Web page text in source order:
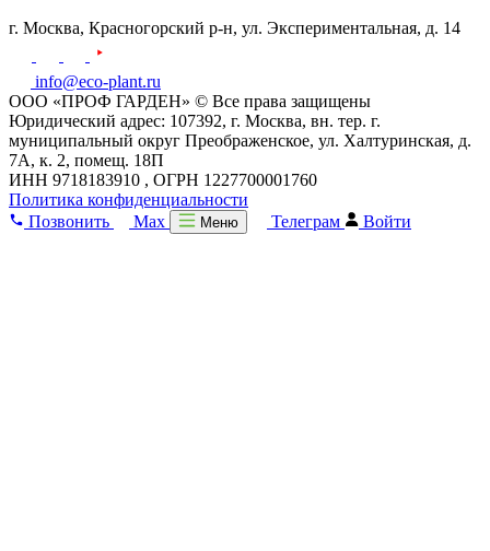
г. Москва, Красногорский р-н, ул. Экспериментальная, д. 14
info@eco-plant.ru
ООО «ПРОФ ГАРДЕН» © Все права защищены
Юридический адрес: 107392, г. Москва, вн. тер. г.
муниципальный округ Преображенское, ул. Халтуринская, д.
7А, к. 2, помещ. 18П
ИНН 9718183910 , ОГРН 1227700001760
Политика конфиденциальности
Позвонить
Max Меню Телеграм Войти